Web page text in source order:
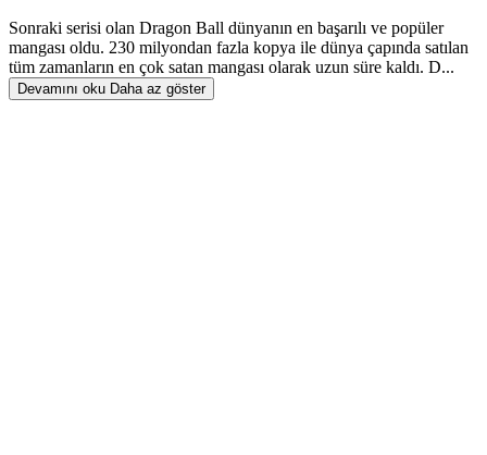
Sonraki serisi olan Dragon Ball dünyanın en başarılı ve popüler
mangası oldu. 230 milyondan fazla kopya ile dünya çapında satılan
tüm zamanların en çok satan mangası olarak uzun süre kaldı. D...
Devamını oku Daha az göster